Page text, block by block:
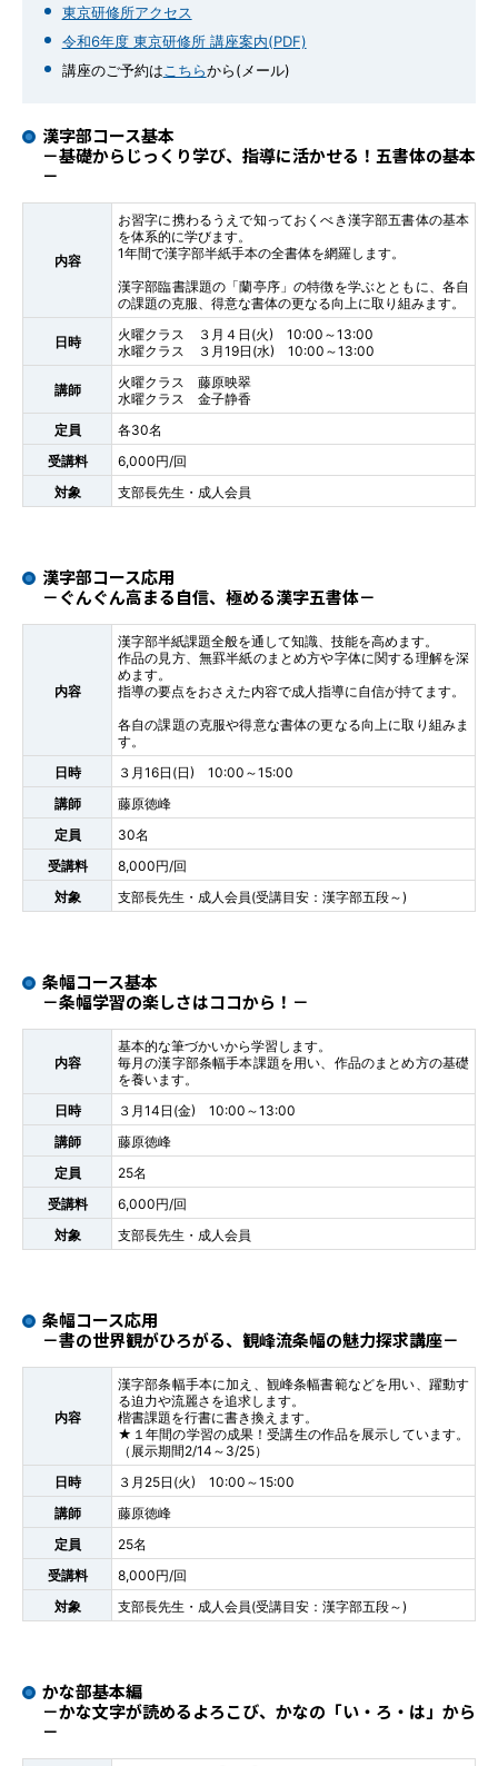
東京研修所アクセス
令和6年度 東京研修所 講座案内(PDF)
講座のご予約はこちらから(メール)
漢字部コース基本
－基礎からじっくり学び、指導に活かせる！五書体の基本
－
内容
お習字に携わるうえで知っておくべき漢字部五書体の基本
を体系的に学びます。
1年間で漢字部半紙手本の全書体を網羅します。
漢字部臨書課題の「蘭亭序」の特徴を学ぶとともに、各自
の課題の克服、得意な書体の更なる向上に取り組みます。
日時
火曜クラス ３月４日(火) 10:00～13:00
水曜クラス ３月19日(水) 10:00～13:00
講師
火曜クラス 藤原映翠
水曜クラス 金子静香
定員
各30名
受講料
6,000円/回
対象
支部長先生・成人会員
漢字部コース応用
－ぐんぐん高まる自信、極める漢字五書体－
内容
漢字部半紙課題全般を通して知識、技能を高めます。
作品の見方、無罫半紙のまとめ方や字体に関する理解を深
めます。
指導の要点をおさえた内容で成人指導に自信が持てます。
各自の課題の克服や得意な書体の更なる向上に取り組みま
す。
日時
３月16日(日) 10:00～15:00
講師
藤原徳峰
定員
30名
受講料
8,000円/回
対象
支部長先生・成人会員(受講目安：漢字部五段～)
条幅コース基本
－条幅学習の楽しさはココから！－
内容
基本的な筆づかいから学習します。
毎月の漢字部条幅手本課題を用い、作品のまとめ方の基礎
を養います。
日時
３月14日(金) 10:00～13:00
講師
藤原徳峰
定員
25名
受講料
6,000円/回
対象
支部長先生・成人会員
条幅コース応用
－書の世界観がひろがる、観峰流条幅の魅力探求講座－
内容
漢字部条幅手本に加え、観峰条幅書範などを用い、躍動す
る迫力や流麗さを追求します。
楷書課題を行書に書き換えます。
★１年間の学習の成果！受講生の作品を展示しています。
（展示期間2/14～3/25）
日時
３月25日(火) 10:00～15:00
講師
藤原徳峰
定員
25名
受講料
8,000円/回
対象
支部長先生・成人会員(受講目安：漢字部五段～)
かな部基本編
－かな文字が読めるよろこび、かなの「い・ろ・は」から
－